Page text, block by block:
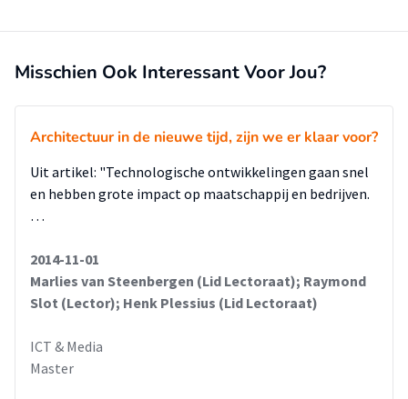
Misschien Ook Interessant Voor Jou?
Architectuur in de nieuwe tijd, zijn we er klaar voor?
Uit artikel: "Technologische ontwikkelingen gaan snel
en hebben grote impact op maatschappij en bedrijven.
…
2014-11-01
Marlies van Steenbergen (Lid Lectoraat); Raymond
Slot (Lector); Henk Plessius (Lid Lectoraat)
ICT & Media
Master